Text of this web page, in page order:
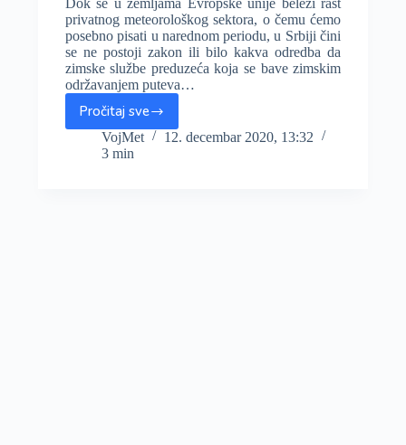
Dok se u zemljama Evropske unije beleži rast
privatnog meteorološkog sektora, o čemu ćemo
posebno pisati u narednom periodu, u Srbiji čini
se ne postoji zakon ili bilo kakva odredba da
zimske službe preduzeća koja se bave zimskim
održavanjem puteva…
Pročitaj sve
Zimske
službe
(ni)su
VojMet
12. decembar 2020, 13:32
3 min